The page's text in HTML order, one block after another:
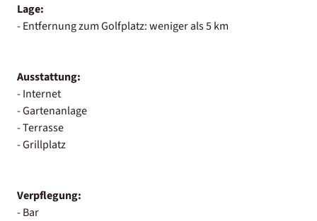
Lage:
- Entfernung zum Golfplatz: weniger als 5 km
Ausstattung:
- Internet
- Gartenanlage
- Terrasse
- Grillplatz
Verpflegung:
- Bar